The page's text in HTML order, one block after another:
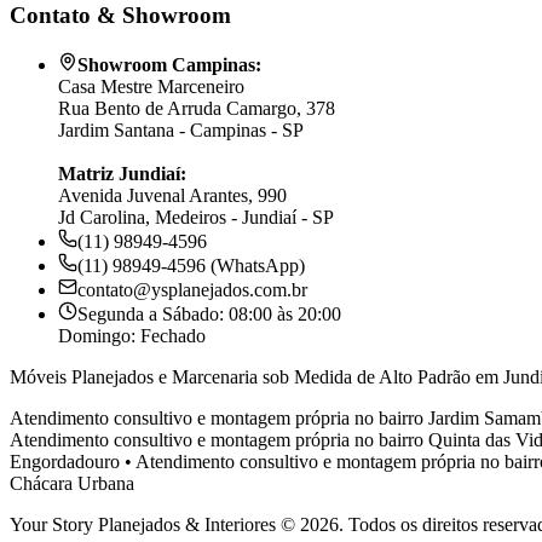
Contato & Showroom
Showroom Campinas:
Casa Mestre Marceneiro
Rua Bento de Arruda Camargo, 378
Jardim Santana - Campinas - SP
Matriz Jundiaí:
Avenida Juvenal Arantes, 990
Jd Carolina, Medeiros - Jundiaí - SP
(11) 98949-4596
(11) 98949-4596 (WhatsApp)
contato@ysplanejados.com.br
Segunda a Sábado: 08:00 às 20:00
Domingo: Fechado
Móveis Planejados e Marcenaria sob Medida de Alto Padrão em
Atendimento consultivo e montagem própria no bairro Jardim
Atendimento consultivo e montagem própria no bairro Quinta das
Engordadouro • Atendimento consultivo e montagem própria no
Chácara Urbana
Your Story Planejados & Interiores © 2026. Todos os direitos